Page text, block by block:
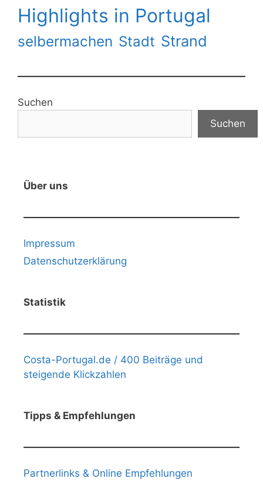
Highlights in Portugal
selbermachen Stadt Strand
Suchen
Suchen
Über uns
Impressum
Datenschutzerklärung
Statistik
Costa-Portugal.de / 400 Beiträge und
steigende Klickzahlen
Tipps & Empfehlungen
Partnerlinks & Online Empfehlungen